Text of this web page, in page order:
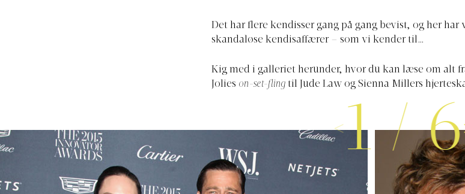
Det har flere kendisser gang på gang bevist, og her har
skandaløse kendisaffærer – som vi kender til…
Kig med i galleriet herunder, hvor du kan læse om alt
Jolies on-set-fling til Jude Law og Sienna Millers
1/6